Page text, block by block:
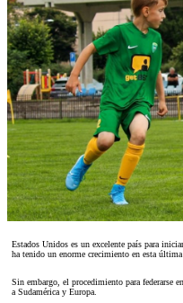
Estados Unidos es un excelente país para
ha tenido un enorme crecimiento en esta última
Sin embargo, el procedimiento para federarse
a Sudamérica y Europa.